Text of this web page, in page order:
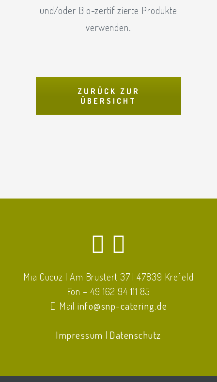
und/oder Bio-zertifizierte Produkte
verwenden.
ZURÜCK ZUR
ÜBERSICHT
Mia Cucuz | Am Brustert 37 | 47839 Krefeld
Fon + 49 162 94 111 85
E-Mailinfo@snp-catering.de
Impressum | Datenschutz